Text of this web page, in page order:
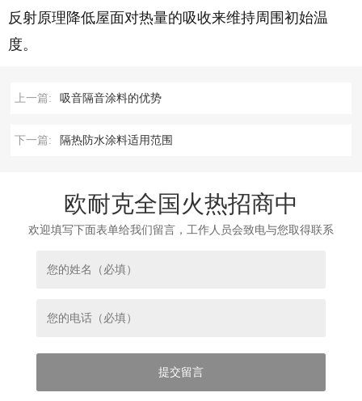
反射原理降低屋面对热量的吸收来维持周围初始温
度。
上一篇: 吸音隔音涂料的优势
下一篇: 隔热防水涂料适用范围
欧耐克全国火热招商中
欢迎填写下面表单给我们留言，工作人员会致电与您取得联系